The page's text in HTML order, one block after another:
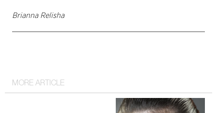
Brianna Relisha
MORE ARTICLE